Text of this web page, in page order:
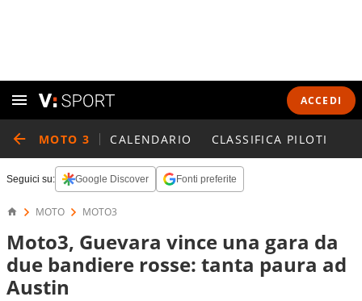
ACCEDI
MOTO 3 CALENDARIO CLASSIFICA PILOTI
Seguici su: Google Discover Fonti preferite
MOTO MOTO3
Moto3, Guevara vince una gara da
due bandiere rosse: tanta paura ad
Austin